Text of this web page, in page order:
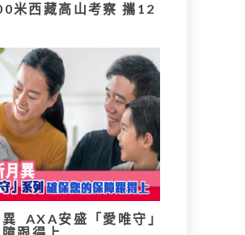
米西藏高山考察 攜12
AXA安盛「愛唯守」